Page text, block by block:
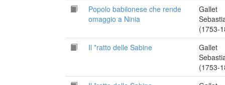
Popolo babilonese che rende
omaggio a Ninia
Gallet
(1753-
Il *ratto delle Sabine
Gallet
(1753-